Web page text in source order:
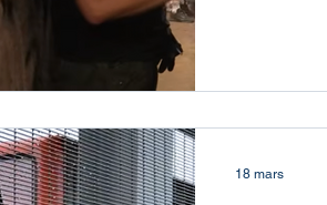
18 mars